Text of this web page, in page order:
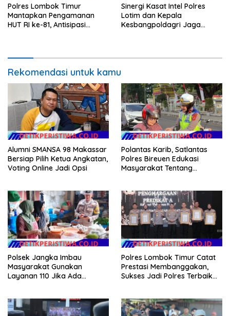
Polres Lombok Timur
Mantapkan Pengamanan
HUT RI ke-81, Antisipasi
Sinergi Kasat Intel Polres
Lotim dan Kepala
Kesbangpoldagri Jaga
Rekomendasi untuk kamu
Alumni SMANSA 98 Makassar
Bersiap Pilih Ketua Angkatan,
Voting Online Jadi Opsi
Polantas Karib, Satlantas
Polres Bireuen Edukasi
Masyarakat Tentang
Polsek Jangka Imbau
Masyarakat Gunakan
Layanan 110 Jika Ada
Polres Lombok Timur Catat
Prestasi Membanggakan,
Sukses Jadi Polres Terbaik